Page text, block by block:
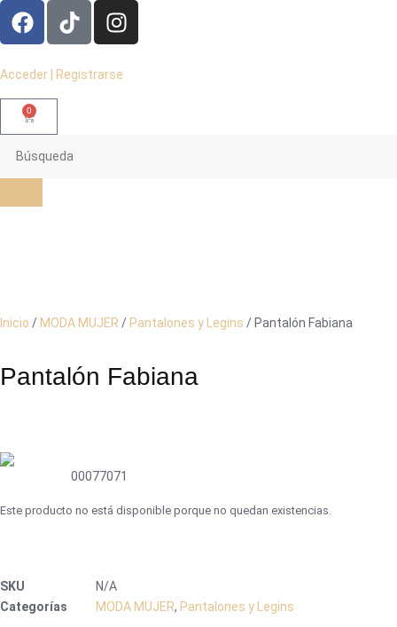
Acceder | Registrarse
0
Inicio / MODA MUJER / Pantalones y Legins / Pantalón Fabiana
Pantalón Fabiana
00077071
Este producto no está disponible porque no quedan existencias.
SKU
N/A
Categorías
MODA MUJER, Pantalones y Legins